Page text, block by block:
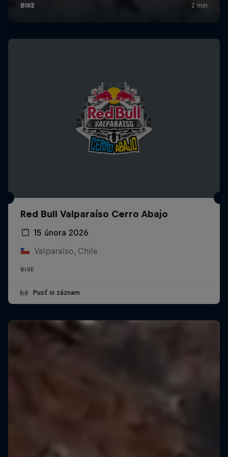
Red Bull Valparaíso Cerro Abajo
15 února 2026
Valparaíso, Chile
BIKE
Pusť si záznam